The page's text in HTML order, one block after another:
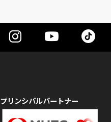
プリンシパルパートナー